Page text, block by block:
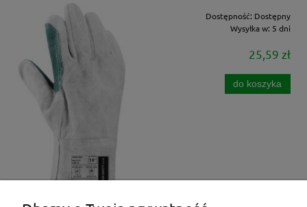
Dostępność: Dostępny
Wysyłka w: 5 dni
25,59 zł
do koszyka